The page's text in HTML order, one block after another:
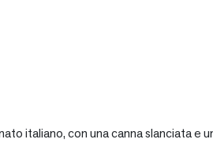
italiano, con una canna slanciata